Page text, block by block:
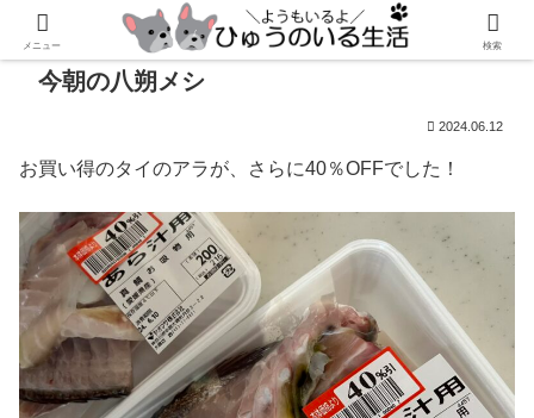
今朝の八朔メシ
2024.06.12
お買い得のタイのアラが、さらに40％OFFでした！
メニュー 検索